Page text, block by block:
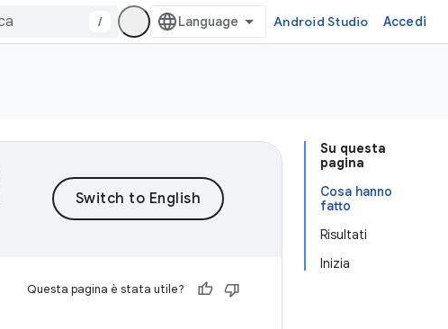
/ Android Studio Accedi
Su questa
pagina
Cosa hanno
fatto
Risultati
Inizia
Questa pagina è stata utile?